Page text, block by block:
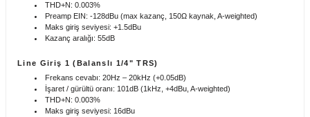
0,00 TL
Stokta Yok
THD+N: 0.003%
Preamp EIN: -128dBu (max kazanç, 150Ω kaynak, A-weighted)
Maks giriş seviyesi: +1.5dBu
Kazanç aralığı: 55dB
Line Giriş 1 (Balanslı 1/4" TRS)
Frekans cevabı: 20Hz – 20kHz (+0.05dB)
İşaret / gürültü oranı: 101dB (1kHz, +4dBu, A-weighted)
THD+N: 0.003%
Maks giriş seviyesi: 16dBu